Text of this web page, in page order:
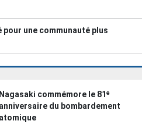
pour une communauté plus
Nagasaki commémore le 81ᵉ
anniversaire du bombardement
atomique